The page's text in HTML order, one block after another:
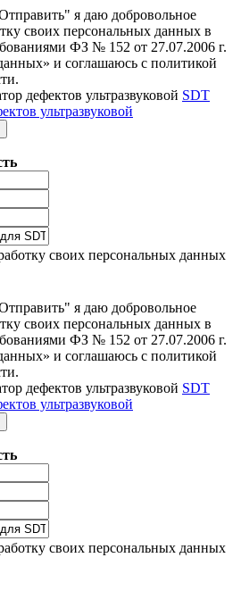
я даю добровольное
своих персональных данных в
ФЗ № 152 от 27.07.2006 г.
и соглашаюсь с политикой
SDT
ультразвуковой
своих персональных данных
я даю добровольное
своих персональных данных в
ФЗ № 152 от 27.07.2006 г.
и соглашаюсь с политикой
SDT
ультразвуковой
своих персональных данных